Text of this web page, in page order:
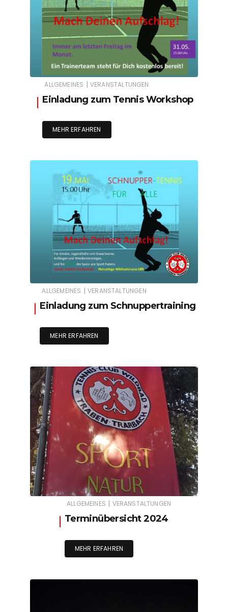
ALLGEMEINES | VERANSTALTUNGEN
Einladung zum Tennis Workshop
MEHR ERFAHREN
ALLGEMEINES | VERANSTALTUNGEN
Einladung zum Schnuppertraining
MEHR ERFAHREN
ALLGEMEINES | VERANSTALTUNGEN
Terminübersicht 2024
MEHR ERFAHREN